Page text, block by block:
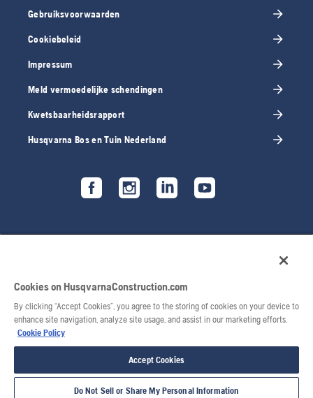
Gebruiksvoorwaarden
Cookiebeleid
Impressum
Meld vermoedelijke schendingen
Kwetsbaarheidsrapport
Husqvarna Bos en Tuin Nederland
© 2026 Husqvarna AB. Alle rechten voorbehouden.
Cookies on HusqvarnaConstruction.com
By clicking “Accept Cookies”, you agree to the storing of cookies on your device to
enhance site navigation, analyze site usage, and assist in our marketing efforts.
Cookie Policy
Accept Cookies
Do Not Sell or Share My Personal Information